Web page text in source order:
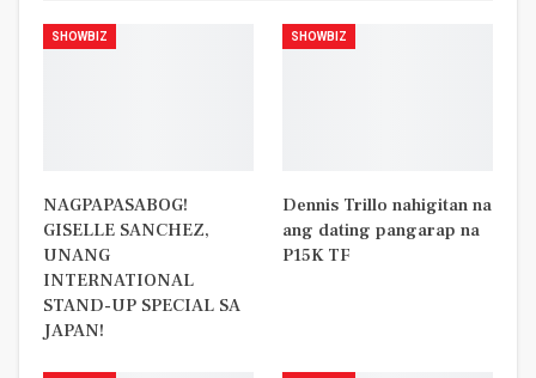
SHOWBIZ
NAGPAPASABOG!
GISELLE SANCHEZ,
UNANG
INTERNATIONAL
STAND-UP SPECIAL SA
JAPAN!
SHOWBIZ
Dennis Trillo nahigitan na
ang dating pangarap na
P15K TF